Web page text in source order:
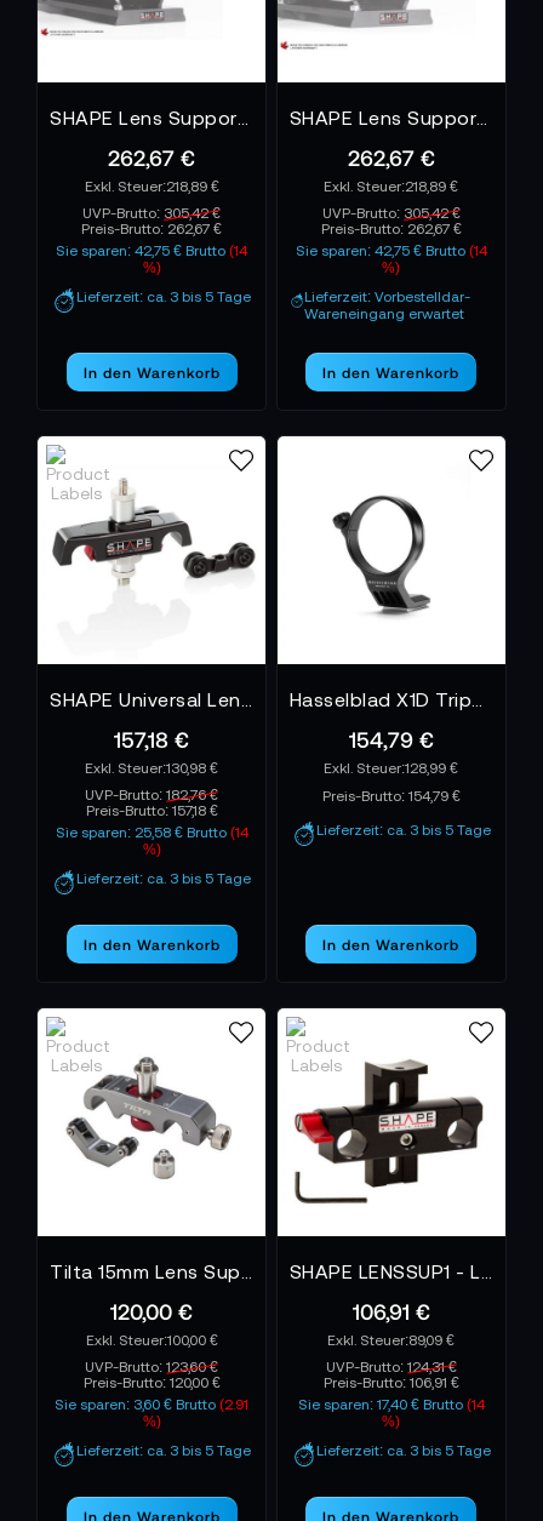
262,67 €
218,89 €
UVP-Brutto: 305,42 €
Preis-Brutto: 262,67 €
Sie sparen: 42,75 € Brutto(14
%)
Lieferzeit: ca. 3 bis 5 Tage
In den Warenkorb
262,67 €
218,89 €
UVP-Brutto: 305,42 €
Preis-Brutto: 262,67 €
Sie sparen: 42,75 € Brutto (14
%)
Lieferzeit: Vorbestelldar-
Wareneingang erwartet
In den Warenkorb
157,18 €
130,98 €
UVP-Brutto:182,76 €
Preis-Brutto: 157,18 €
Sie sparen: 25,58 € Brutto (14
%)
Lieferzeit: ca. 3 bis 5 Tage
In den Warenkorb
154,79 €
128,99 €
Preis-Brutto: 154,79 €
Lieferzeit: ca. 3 bis 5 Tage
In den Warenkorb
120,00 €
100,00 €
UVP-Brutto:123,60 €
Preis-Brutto: 120,00 €
Sie sparen: 3,60 € Brutto(2.91
%)
Lieferzeit: ca. 3 bis 5 Tage
In den Warenkorb
106,91 €
89,09 €
UVP-Brutto: 124,31 €
Preis-Brutto: 106,91 €
Sie sparen: 17,40 € Brutto (14
%)
Lieferzeit: ca. 3 bis 5 Tage
In den Warenkorb